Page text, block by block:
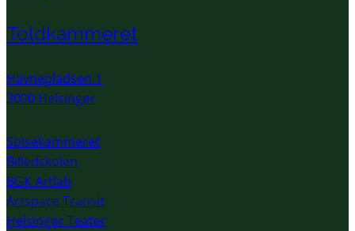
Toldkammeret
Havnepladsen 1
3000 Helsingør
Spisekammeret
Billedskolen
BGK Artlab
Artspace Transit
Helsingør Teater